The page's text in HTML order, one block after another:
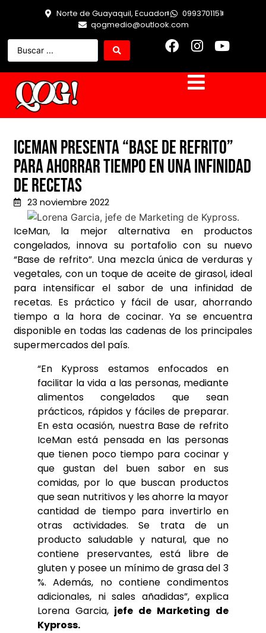
Norte de Guayaquil, Ecuador
0993701151
qogmedio@outlook.com
IceMan presenta “Base de refrito”
para ahorrar tiempo en una infinidad
de recetas
23 noviembre 2022
IceMan, la mejor alternativa en productos
congelados, innova su portafolio con su nuevo
“Base de refrito”. Una mezcla única de verduras y
vegetales, con un toque de aceite de girasol, ideal
para intensificar el sabor de una infinidad de
recetas. Es práctico y fácil de usar, ahorrando
tiempo a la hora de cocinar. Ya se encuentra
disponible en todas las cadenas de los principales
supermercados del país.
“En Kypross estamos enfocados en
facilitar la vida a las personas, mediante
alimentos congelados que sean
prácticos, rápidos y fáciles de preparar.
En esta ocasión, nuestra Base de refrito
IceMan está pensada en las personas
que tienen poco tiempo para cocinar y
que gustan del buen sabor en sus
comidas, por lo que buscan productos
que sean nutritivos y les ahorre la mayor
cantidad de tiempo para invertirlo en
otras actividades. Se trata de un
producto saludable y natural, que no
contiene preservantes, está libre de
gluten y posee un mínimo de grasa del 3
%. Además, no contiene condimentos
adicionales, ni sales añadidas”, explica
Lorena Garcia, jefe de Marketing de
Kypross.